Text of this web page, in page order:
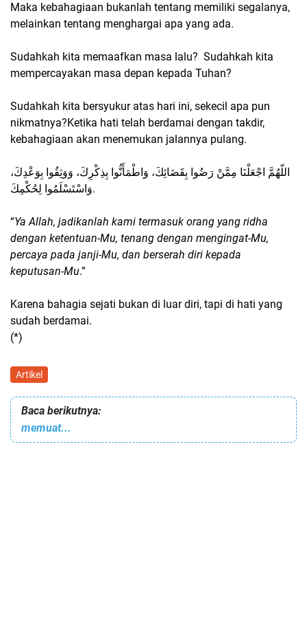
Maka kebahagiaan bukanlah tentang memiliki segalanya,
melainkan tentang menghargai apa yang ada.
Sudahkah kita memaafkan masa lalu? Sudahkah kita
mempercayakan masa depan kepada Tuhan?
Sudahkah kita bersyukur atas hari ini, sekecil apa pun
nikmatnya?Ketika hati telah berdamai dengan takdir,
kebahagiaan akan menemukan jalannya pulang.
اللّهُمَّ اجْعَلْنَا مِمَّنْ رَضُوا بِقَضَائِكَ، وَاطْمَأَنُّوا بِذِكْرِكَ، وَوَثِقُوا بِوَعْدِكَ،
وَاسْتَسْلَمُوا لِحُكْمِكَ.
“Ya Allah, jadikanlah kami termasuk orang yang ridha
dengan ketentuan-Mu, tenang dengan mengingat-Mu,
percaya pada janji-Mu, dan berserah diri kepada
keputusan-Mu.”
Karena bahagia sejati bukan di luar diri, tapi di hati yang
sudah berdamai.
(*)
Artikel
Baca berikutnya:
memuat...